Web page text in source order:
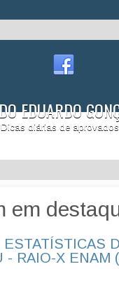
EDUARDO
Dicas diárias de aprovados.
em
- RAIO-X ENAM